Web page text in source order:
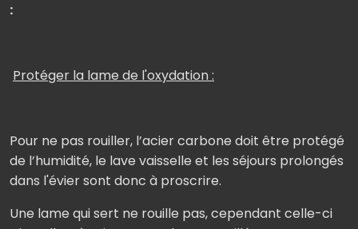
:
Protéger la lame de l'oxydation :
Pour ne pas rouiller, l’acier carbone doit être protégé
de l’humidité, le lave vaisselle et les séjours prolongés
dans l'évier sont donc à proscrire.
Une lame qui sert ne rouille pas, cependant celle-ci